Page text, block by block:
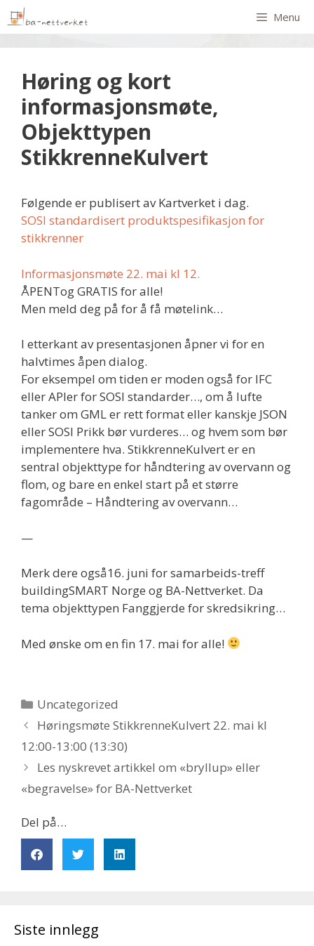
Menu
Høring og kort
informasjonsmøte,
Objekttypen
StikkrenneKulvert
Følgende er publisert av Kartverket i dag.
SOSI standardisert produktspesifikasjon for
stikkrenner
Informasjonsmøte 22. mai kl 12.
ÅPENTog GRATIS for alle!
Men meld deg på for å få møtelink…
I etterkant av presentasjonen åpner vi for en
halvtimes åpen dialog.
For eksempel om tiden er moden også for IFC
eller APIer for SOSI standarder…, om å lufte
tanker om GML er rett format eller kanskje JSON
eller SOSI Prikk bør vurderes… og hvem som bør
implementere hva. StikkrenneKulvert er en
sentral objekttype for håndtering av overvann og
flom, og bare en enkel start på et større
fagområde – Håndtering av overvann…
—
Merk dere også16. juni for samarbeids-treff
buildingSMART Norge og BA-Nettverket. Da
tema objekttypen Fanggjerde for skredsikring…
Med ønske om en fin 17. mai for alle!
Uncategorized
Høringsmøte StikkrenneKulvert 22. mai kl
12:00-13:00 (13:30)
Les nyskrevet artikkel om «bryllup» eller
«begravelse» for BA-Nettverket
Del på…
Siste innlegg